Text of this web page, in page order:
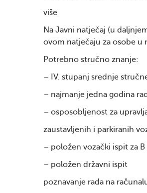
više
Na Javni natječaj (u
ovom natječaju za osobe u
Potrebno stručno znanje:
– IV. stupanj srednje
– najmanje jedna godina
– osposobljenost za
zaustavljenih i parkiranih
– položen vozački ispit za
– položen državni ispit
poznavanje rada na